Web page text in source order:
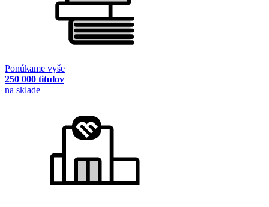
Ponúkame vyše
250 000 titulov
na sklade